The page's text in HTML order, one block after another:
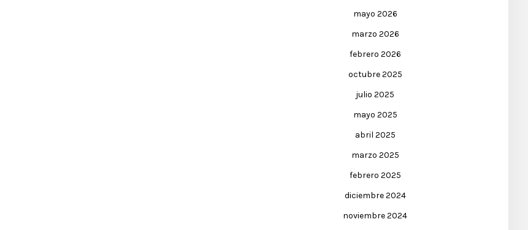
mayo 2026
marzo 2026
febrero 2026
octubre 2025
julio 2025
mayo 2025
abril 2025
marzo 2025
febrero 2025
diciembre 2024
noviembre 2024